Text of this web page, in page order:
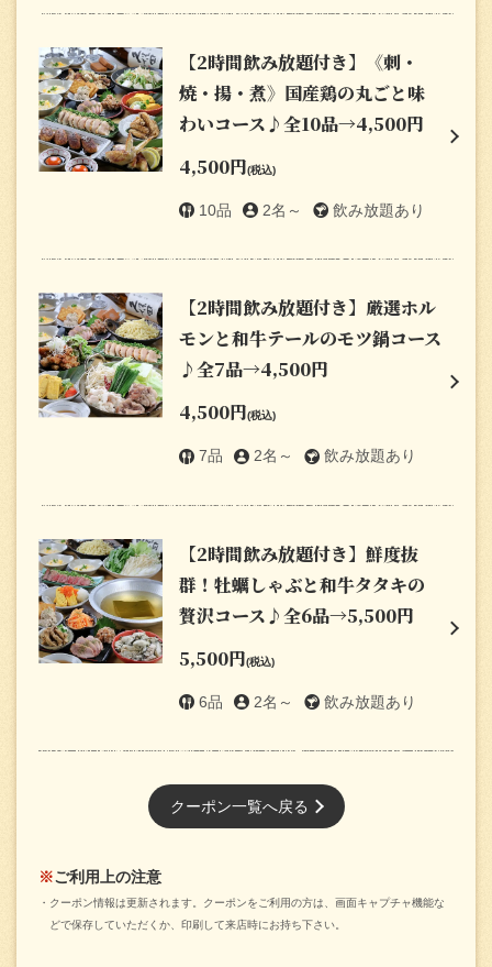
【2時間飲み放題付き】《刺・
焼・揚・煮》国産鶏の丸ごと味
わいコース♪全10品→4,500円
4,500円(税込)
10品 2名～ 飲み放題あり
【2時間飲み放題付き】厳選ホル
モンと和牛テールのモツ鍋コース
♪全7品→4,500円
4,500円(税込)
7品 2名～ 飲み放題あり
【2時間飲み放題付き】鮮度抜
群！牡蠣しゃぶと和牛タタキの
贅沢コース♪全6品→5,500円
5,500円(税込)
6品 2名～ 飲み放題あり
クーポン一覧へ戻る
ご利用上の注意
クーポン情報は更新されます。クーポンをご利用の方は、画面キャプチャ機能な
どで保存していただくか、印刷して来店時にお持ち下さい。
この店舗情報をシェアする
『幹事様必見！！』8名様以上のご来店で幹事様のみ飲み放
大阪府大阪市中央区南新町２-3-1スタークイーン2階
https://konouesan.owst.jp/coupons/129051374
お店情報をコピー